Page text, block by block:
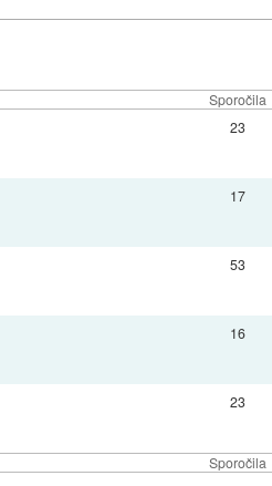
Sporočila
Sporočila
23
17
53
16
23